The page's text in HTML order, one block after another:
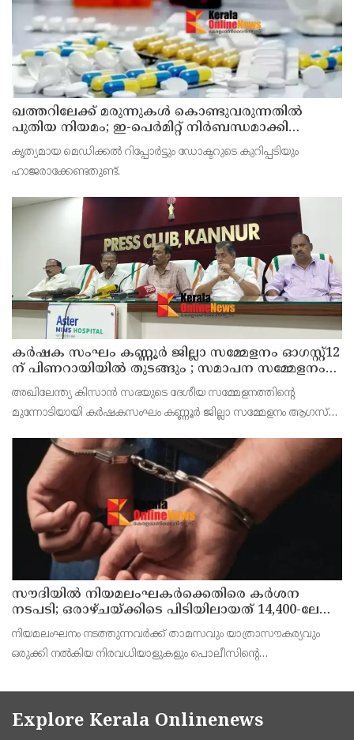
ഖത്തറിലേക്ക് മരുന്നുകള്‍ കൊണ്ടുവരുന്നതില്‍
പുതിയ നിയമം; ഇ-പെര്‍മിറ്റ് നിര്‍ബന്ധമാക്കി
കൃത്യമായ മെഡിക്കല്‍ റിപ്പോര്‍ട്ടും ഡോക്ടറുടെ കുറിപ്പടിയും
ഹാജരാക്കേണ്ടതുണ്ട്.
കർഷക സംഘം കണ്ണൂർ ജില്ലാ സമ്മേളനം ഓഗസ്റ്റ്12
ന് പിണറായിയിൽ തുടങ്ങും ; സമാപന സമ്മേളനം
പ്രതിപക്ഷ നേതാവ് പിണറായി വിജയൻ ഉദ്ഘാടനം
ചെയ്യും
അഖിലേന്ത്യ കിസാൻ സഭയുടെ ദേശീയ സമ്മേളനത്തിന്റെ
മുന്നോടിയായി കർഷകസംഘം കണ്ണൂർ ജില്ലാ സമ്മേളനം ആഗസ്‌റ്റ്
വച്ച് നടക്കുമെന്ന് ജില്ലാ സിക്രട്ടറി എം പ്രകാശൻ മാസ്റ്റ
സൗദിയില്‍ നിയമലംഘകര്‍ക്കെതിരെ കര്‍ശന
നടപടി; ഒരാഴ്ചയ്ക്കിടെ പിടിയിലായത് 14,400-ലേറെ
പേര്‍
നിയമലംഘനം നടത്തുന്നവര്‍ക്ക് താമസവും യാത്രാസൗകര്യവും
ഒരുക്കി നല്‍കിയ നിരവധിയാളുകളും പൊലീസിന്റെ
Explore Kerala Onlinenews